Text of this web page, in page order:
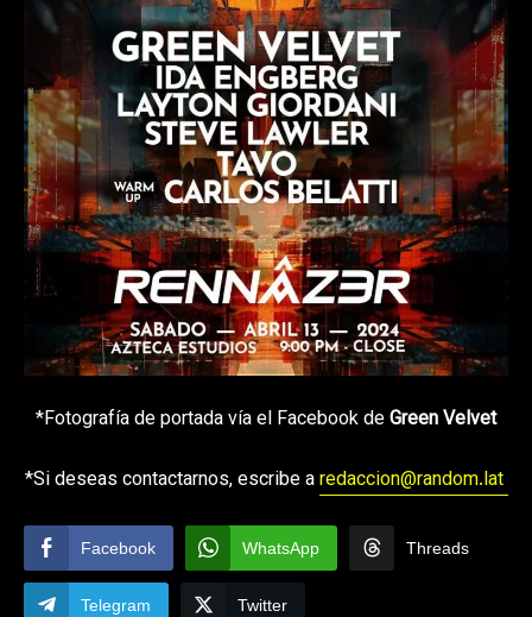
*Fotografía de portada vía el Facebook deGreen Velvet
*Si deseas contactarnos, escribe aredaccion@random.lat
Facebook WhatsApp Threads
Telegram Twitter